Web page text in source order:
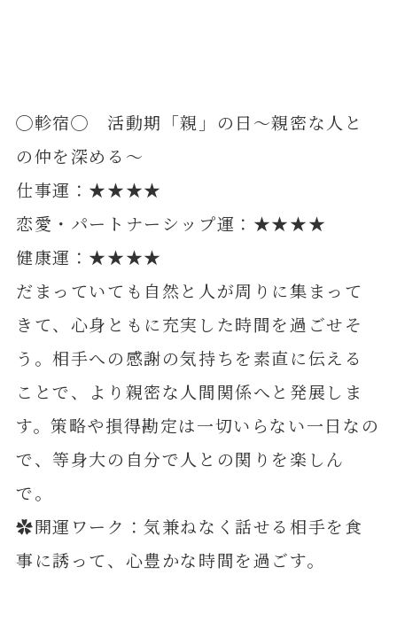
◯軫宿◯ 活動期「親」の日～親密な人と
の仲を深める～
仕事運：★★★★
恋愛・パートナーシップ運：★★★★
健康運：★★★★
だまっていても自然と人が周りに集まって
きて、心身ともに充実した時間を過ごせそ
う。相手への感謝の気持ちを素直に伝える
ことで、より親密な人間関係へと発展しま
す。策略や損得勘定は一切いらない一日なの
で、等身大の自分で人との関りを楽しん
で。
✿開運ワーク：気兼ねなく話せる相手を食
事に誘って、心豊かな時間を過ごす。